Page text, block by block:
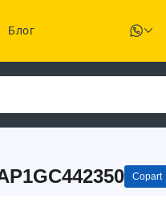
Блог
Copart